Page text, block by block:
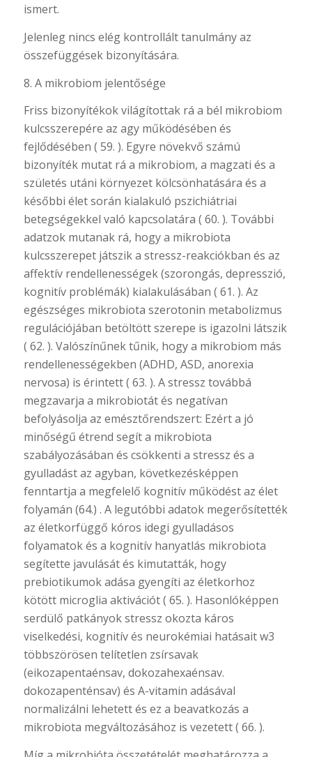
ismert.
Jelenleg nincs elég kontrollált tanulmány az
összefüggések bizonyítására.
8. A mikrobiom jelentősége
Friss bizonyítékok világítottak rá a bél mikrobiom
kulcsszerepére az agy működésében és
fejlődésében ( 59. ). Egyre növekvő számú
bizonyíték mutat rá a mikrobiom, a magzati és a
születés utáni környezet kölcsönhatására és a
későbbi élet során kialakuló pszichiátriai
betegségekkel való kapcsolatára ( 60. ). További
adatzok mutanak rá, hogy a mikrobiota
kulcsszerepet játszik a stressz-reakciókban és az
affektív rendellenességek (szorongás, depresszió,
kognitív problémák) kialakulásában ( 61. ). Az
egészséges mikrobiota szerotonin metabolizmus
regulációjában betöltött szerepe is igazolni látszik
( 62. ). Valószínűnek tűnik, hogy a mikrobiom más
rendellenességekben (ADHD, ASD, anorexia
nervosa) is érintett ( 63. ). A stressz továbbá
megzavarja a mikrobiotát és negatívan
befolyásolja az emésztőrendszert: Ezért a jó
minőségű étrend segít a mikrobiota
szabályozásában és csökkenti a stressz és a
gyulladást az agyban, következésképpen
fenntartja a megfelelő kognitív működést az élet
folyamán (64.) . A legutóbbi adatok megerősítették
az életkorfüggő kóros idegi gyulladásos
folyamatok és a kognitív hanyatlás mikrobiota
segítette javulását és kimutatták, hogy
prebiotikumok adása gyengíti az életkorhoz
kötött microglia aktivációt ( 65. ). Hasonlóképpen
serdülő patkányok stressz okozta káros
viselkedési, kognitív és neurokémiai hatásait w3
többszörösen telítetlen zsírsavak
(eikozapentaénsav, dokozahexaénsav.
dokozapenténsav) és A-vitamin adásával
normalizálni lehetett és ez a beavatkozás a
mikrobiota megváltozásához is vezetett ( 66. ).